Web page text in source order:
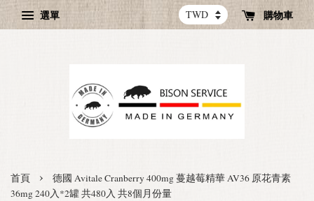
選單 購物車
首頁 ›
德國 Avitale Cranberry 400mg 蔓越莓精華 AV36 原花青素
36mg 240入*2罐 共480入 共8個月份量